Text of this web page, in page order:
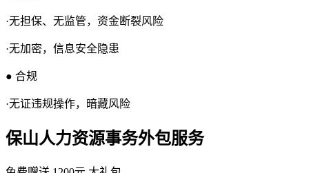
·无担保、无监管，资金断裂风险
·无加密，信息安全隐患
● 合规
·无证违规操作，暗藏风险
保山人力资源事务外包服务